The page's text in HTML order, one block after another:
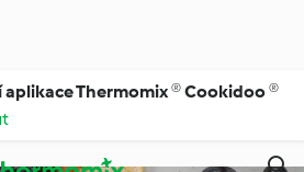
Thermomix ® Cookidoo ®